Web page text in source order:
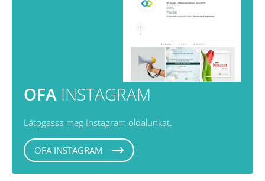
OFA INSTAGRAM
Látogassa meg Instagram oldalunkat.
OFA INSTAGRAM